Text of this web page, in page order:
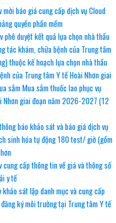
báo giá cung cấp dịch vụ Cloud
quyền phần mềm
duyệt kết quả lựa chọn nhà thầu
tác khám, chữa bệnh của Trung tâm
thuộc kế hoạch lựa chọn nhà thầu
của Trung tâm Y tế Hoài Nhơn giai
sắm Mua sắm thuốc lao phục vụ
Nhơn giai đoạn năm 2026-2027 (12
báo khảo sát và báo giá dịch vụ
sinh hóa tự động 180 test/ giờ (gồm
cấp thông tin về giá và thông số
y tế
sát lập danh mục và cung cấp
ký môi trường tại Trung tâm Y tế